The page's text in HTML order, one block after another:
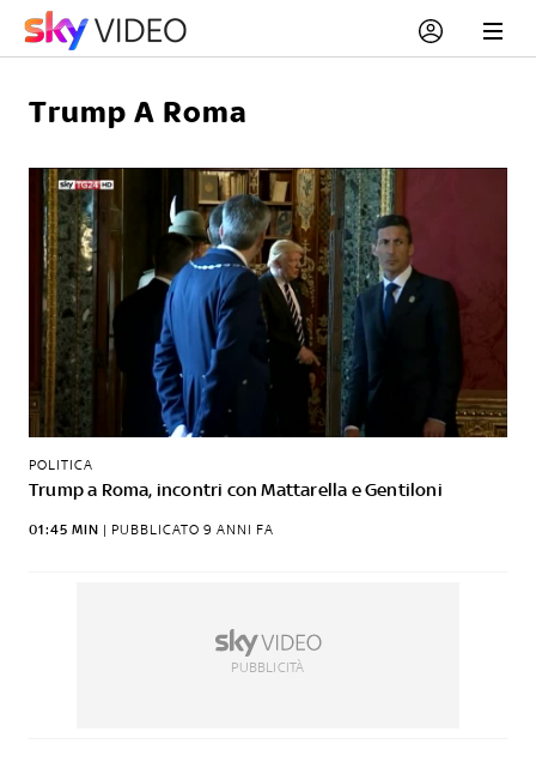
Trump A Roma
POLITICA
Trump a Roma, incontri con Mattarella e Gentiloni
01:45 MIN | PUBBLICATO 9 ANNI FA
PUBBLICITÀ